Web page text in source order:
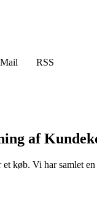
Mail
RSS
af
køb. Vi har samlet